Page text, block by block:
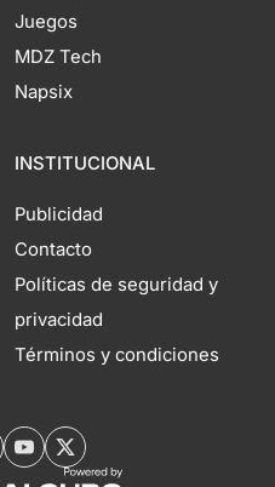
Juegos
MDZ Tech
Napsix
INSTITUCIONAL
Publicidad
Contacto
Políticas de seguridad y
privacidad
Términos y condiciones